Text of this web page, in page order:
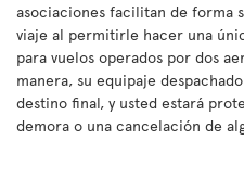
asociaciones facilitan de forma
viaje al permitirle hacer una
para vuelos operados por dos
manera, su equipaje
destino final, y usted estará
demora o una cancelación de